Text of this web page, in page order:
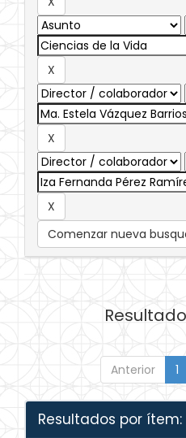
Comenzar nueva
Anterior 1
Resultados por ítem: